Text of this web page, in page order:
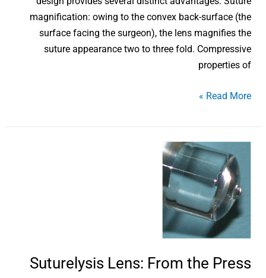
magnification: owing to the convex back-surface (the
surface facing the surgeon), the lens magnifies the
suture appearance two to three fold. Compressive
properties of
Read More »
Suturelysis Lens: From the Press
Suturelysis
Lens:
From
the
Press